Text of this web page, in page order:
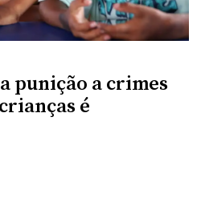
punição a crimes
é